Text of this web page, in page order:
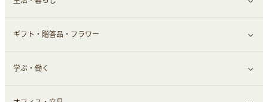
メンズ美容
美容・ダイエット用品
健康食品｜その他
スポーツ・フィットネス
スマホ・携帯電話・SIM
クレジットカード
すべて見る
車情報・カーシェア・レンタル
ギフト・贈答品・フラワー
すべて見る
学ぶ・働く